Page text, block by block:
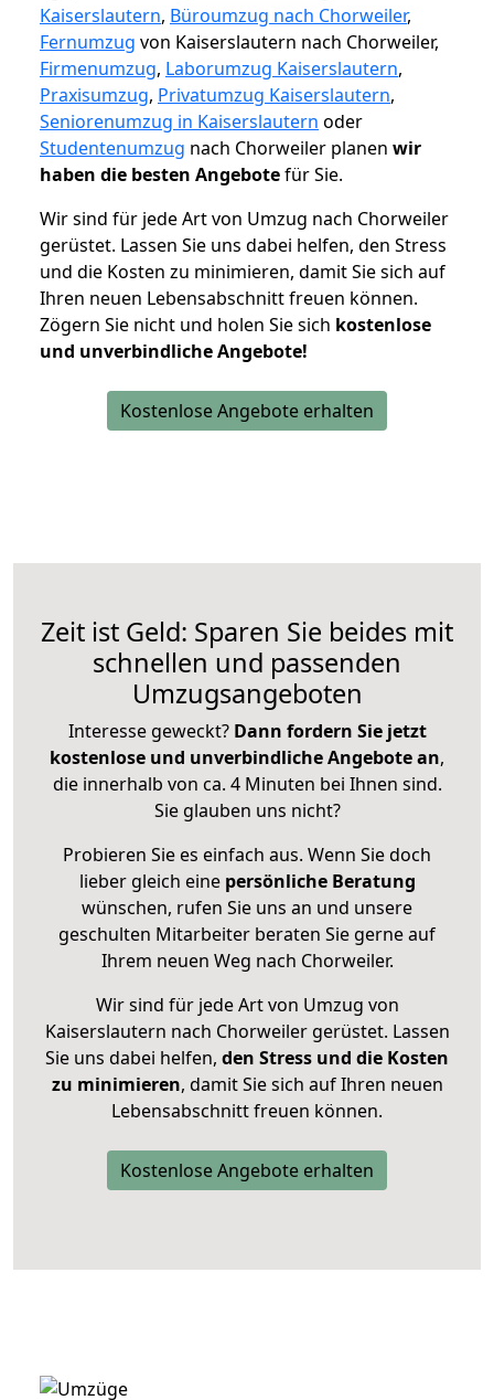
Kaiserslautern, Büroumzug nach Chorweiler,
Fernumzug von Kaiserslautern nach Chorweiler,
Firmenumzug, Laborumzug Kaiserslautern,
Praxisumzug, Privatumzug Kaiserslautern,
Seniorenumzug in Kaiserslautern oder
Studentenumzug nach Chorweiler planen wir
haben die besten Angebotefür Sie.
Wir sind für jede Art von Umzug nach Chorweiler
gerüstet. Lassen Sie uns dabei helfen, den Stress
und die Kosten zu minimieren, damit Sie sich auf
Ihren neuen Lebensabschnitt freuen können.
Zögern Sie nicht und holen Sie sich kostenlose
und unverbindliche Angebote!
Kostenlose Angebote erhalten
Zeit ist Geld: Sparen Sie beides mit
schnellen und passenden
Umzugsangeboten
Interesse geweckt? Dann fordern Sie jetzt
kostenlose und unverbindliche Angebote an,
die innerhalb von ca. 4 Minuten bei Ihnen sind.
Sie glauben uns nicht?
Probieren Sie es einfach aus. Wenn Sie doch
lieber gleich eine persönliche Beratung
wünschen, rufen Sie uns an und unsere
geschulten Mitarbeiter beraten Sie gerne auf
Ihrem neuen Weg nach Chorweiler.
Wir sind für jede Art von Umzug von
Kaiserslautern nach Chorweiler gerüstet. Lassen
Sie uns dabei helfen, den Stress und die Kosten
zu minimieren, damit Sie sich auf Ihren neuen
Lebensabschnitt freuen können.
Kostenlose Angebote erhalten